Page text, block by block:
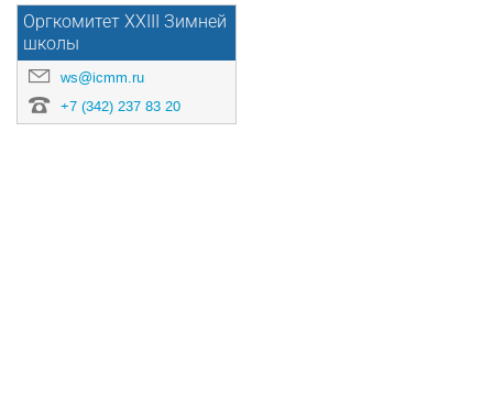
Оргкомитет XXIII Зимней
школы
ws@icmm.ru
+7 (342) 237 83 20